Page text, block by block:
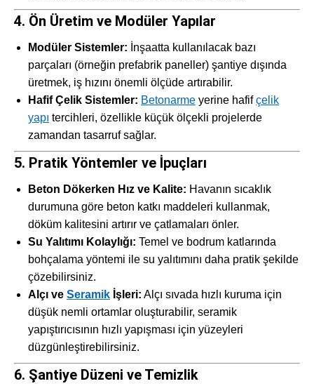
4. Ön Üretim ve Modüler Yapılar
Modüler Sistemler: İnşaatta kullanılacak bazı
parçaları (örneğin prefabrik paneller) şantiye dışında
üretmek, iş hızını önemli ölçüde artırabilir.
Hafif Çelik Sistemler: Betonarme yerine hafifçelik
yapı tercihleri, özellikle küçük ölçekli projelerde
zamandan tasarruf sağlar.
5. Pratik Yöntemler ve İpuçları
Beton Dökerken Hız ve Kalite: Havanın sıcaklık
durumuna göre beton katkı maddeleri kullanmak,
döküm kalitesini artırır ve çatlamaları önler.
Su Yalıtımı Kolaylığı: Temel ve bodrum katlarında
bohçalama yöntemi ile su yalıtımını daha pratik şekilde
çözebilirsiniz.
Alçı ve Seramik İşleri: Alçı sıvada hızlı kuruma için
düşük nemli ortamlar oluşturabilir, seramik
yapıştırıcısının hızlı yapışması için yüzeyleri
düzgünleştirebilirsiniz.
6. Şantiye Düzeni ve Temizlik